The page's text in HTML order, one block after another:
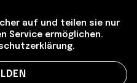
auf und teilen sie nur
Service ermöglichen.